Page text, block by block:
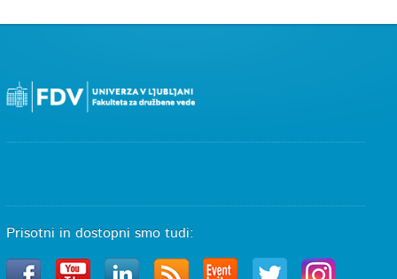
Prisotni in dostopni smo tudi: